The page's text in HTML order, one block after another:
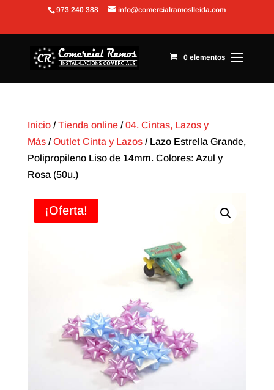
Abrir barra de herramientas
973 240 388 info@comercialramoslleida.com
0 elementos
Inicio/Tienda online/04. Cintas, Lazos y
Más/Outlet Cinta y Lazos/ Lazo Estrella Grande,
Polipropileno Liso de 14mm. Colores: Azul y
Rosa (50u.)
¡Oferta!